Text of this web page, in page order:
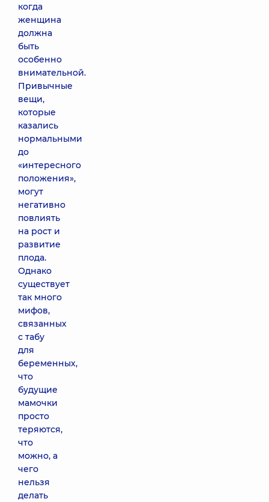
когда
женщина
должна
быть
особенно
внимательной.
Привычные
вещи,
которые
казались
нормальными
до
«интересного
положения»,
могут
негативно
повлиять
на рост и
развитие
плода.
Однако
существует
так много
мифов,
связанных
с табу
для
беременных,
что
будущие
мамочки
просто
теряются,
что
можно, а
чего
нельзя
делать